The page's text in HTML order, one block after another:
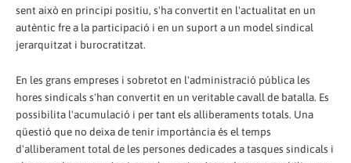
sent això en principi positiu, s'ha convertit en l'actualitat en un
autèntic fre a la participació i en un suport a un model sindical
jerarquitzat i burocratitzat.
En les grans empreses i sobretot en l'administració pública les
hores sindicals s'han convertit en un veritable cavall de batalla. Es
possibilita l'acumulació i per tant els alliberaments totals. Una
qüestió que no deixa de tenir importància és el temps
d'alliberament total de les persones dedicades a tasques sindicals i